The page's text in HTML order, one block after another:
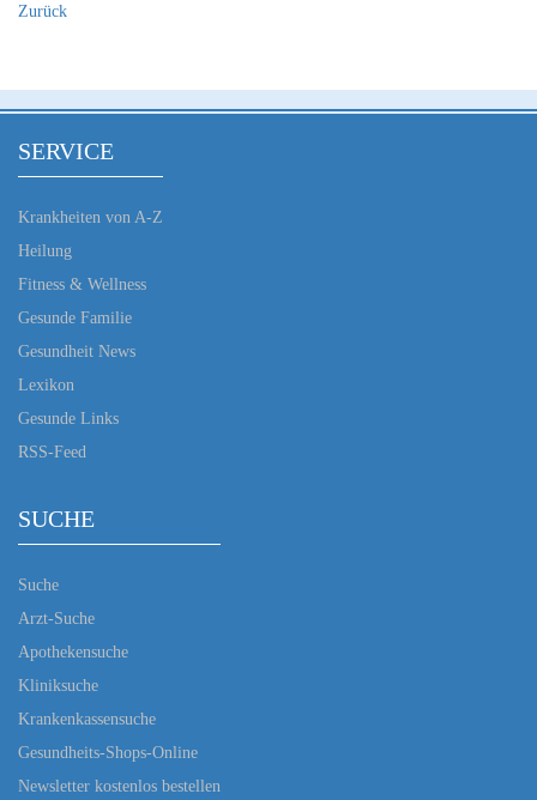
Zurück
SERVICE
Krankheiten von A-Z
Heilung
Fitness & Wellness
Gesunde Familie
Gesundheit News
Lexikon
Gesunde Links
RSS-Feed
SUCHE
Suche
Arzt-Suche
Apothekensuche
Kliniksuche
Krankenkassensuche
Gesundheits-Shops-Online
Newsletter kostenlos bestellen